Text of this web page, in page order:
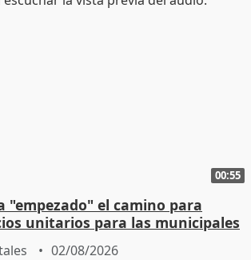
00:55
"empezado" el camino para
unitarios para las municipales
02/08/2026